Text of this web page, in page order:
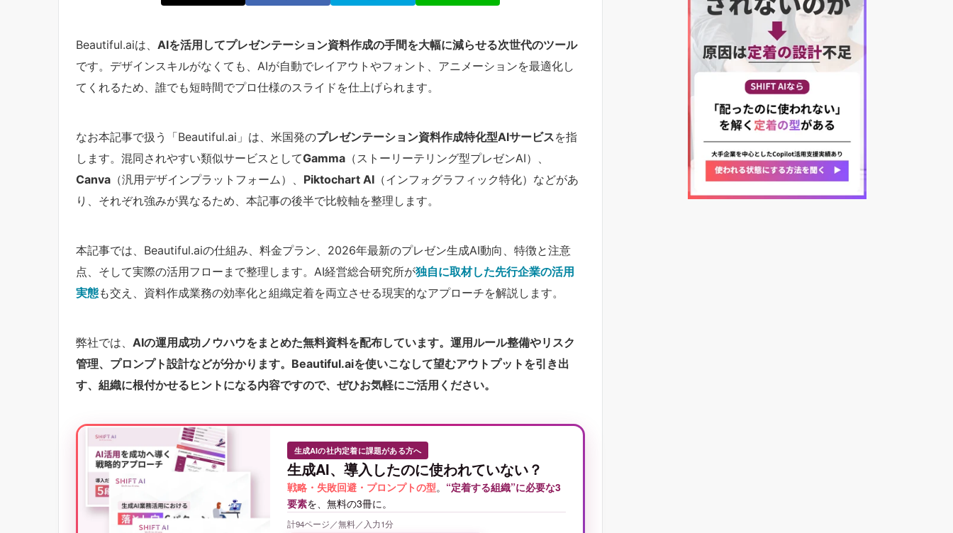
Beautiful.aiは、 AIを活用してプレゼンテーション資料作成の手間を大幅に減らせる次世代のツール
です。デザインスキルがなくても、AIが自動でレイアウトやフォント、アニメーションを最適化し
てくれるため、誰でも短時間でプロ仕様のスライドを仕上げられます。
なお本記事で扱う「Beautiful.ai」は、米国発のプレゼンテーション資料作成特化型AIサービスを指
します。混同されやすい類似サービスとしてGamma （ストーリーテリング型プレゼンAI）、
Canva （汎用デザインプラットフォーム）、 Piktochart AI （インフォグラフィック特化）などがあ
り、それぞれ強みが異なるため、本記事の後半で比較軸を整理します。
本記事では、Beautiful.aiの仕組み、料金プラン、2026年最新のプレゼン生成AI動向、特徴と注意
点、そして実際の活用フローまで整理します。AI経営総合研究所が独自に取材した先行企業の活用
実態も交え、資料作成業務の効率化と組織定着を両立させる現実的なアプローチを解説します。
弊社では、 AIの運用成功ノウハウをまとめた無料資料を配布しています。運用ルール整備やリスク
管理、プロンプト設計などが分かります。Beautiful.aiを使いこなして望むアウトプットを引き出
す、組織に根付かせるヒントになる内容ですので、ぜひお気軽にご活用ください。
生成AIの社内定着に課題がある方へ
生成AI、導入したのに使われていない？
戦略・失敗回避・プロンプトの型。 “定着する組織”に必要な3
要素を、無料の3冊に。
計94ページ／無料／入力1分